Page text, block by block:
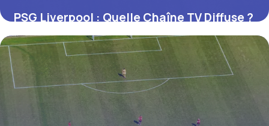
PSG Liverpool : Quelle Chaîne TV Diffuse ?
29 juin 2026